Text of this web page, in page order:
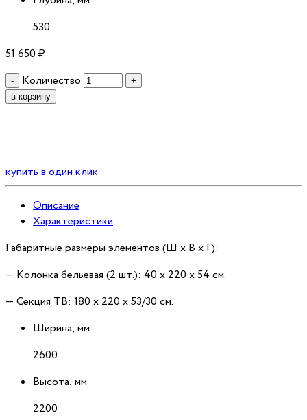
530
51 650 ₽
- Количество
+
в корзину
купить в один клик
Описание
Характеристики
Габаритные размеры элементов (Ш x В x Г):
— Колонка бельевая (2 шт.): 40 x 220 x 54 см.
— Секция ТВ: 180 x 220 x 53/30 см.
Ширина, мм
2600
Высота, мм
2200